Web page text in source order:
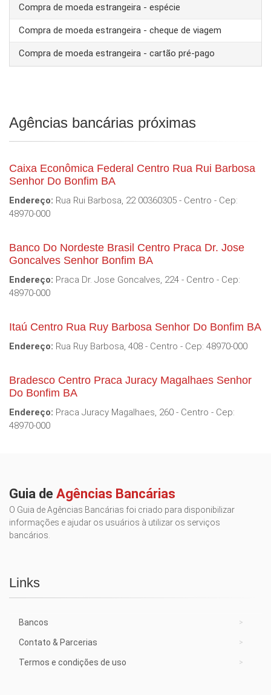
Compra de moeda estrangeira - espécie
Compra de moeda estrangeira - cheque de viagem
Compra de moeda estrangeira - cartão pré-pago
Agências bancárias próximas
Caixa Econômica Federal Centro Rua Rui Barbosa
Senhor Do Bonfim BA
Endereço: Rua Rui Barbosa, 22 00360305 - Centro - Cep:
48970-000
Banco Do Nordeste Brasil Centro Praca Dr. Jose
Goncalves Senhor Bonfim BA
Endereço: Praca Dr. Jose Goncalves, 224 - Centro - Cep:
48970-000
Itaú Centro Rua Ruy Barbosa Senhor Do Bonfim BA
Endereço: Rua Ruy Barbosa, 408 - Centro - Cep: 48970-000
Bradesco Centro Praca Juracy Magalhaes Senhor
Do Bonfim BA
Endereço: Praca Juracy Magalhaes, 260 - Centro - Cep:
48970-000
Guia de Agências Bancárias
O Guia de Agências Bancárias foi criado para disponibilizar
informações e ajudar os usuários à utilizar os serviços
bancários.
Links
Bancos
Contato & Parcerias
Termos e condições de uso